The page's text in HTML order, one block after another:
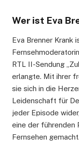
Wer ist Eva
Eva Brenner Krank
RTL II-Sendung
erlangte. Mit ihrer
sie sich in die
Leidenschaft für
jeder Episode
eine der führenden
Fernsehen gemacht.